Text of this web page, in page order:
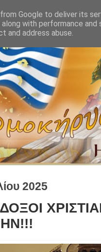
2025
Google to deliver its
along with performance
and address abuse.